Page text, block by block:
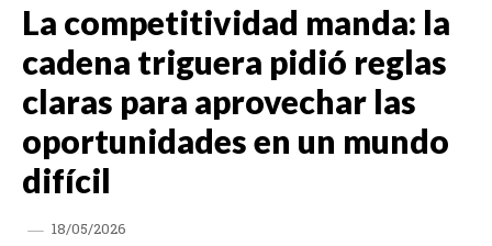
La competitividad manda: la
cadena triguera pidió reglas
claras para aprovechar las
oportunidades en un mundo
difícil
18/05/2026